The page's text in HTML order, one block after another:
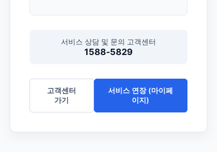
서비스 상담 및 문의 고객센터
1588-5829
고객센터
가기
서비스 연장 (마이페
이지)